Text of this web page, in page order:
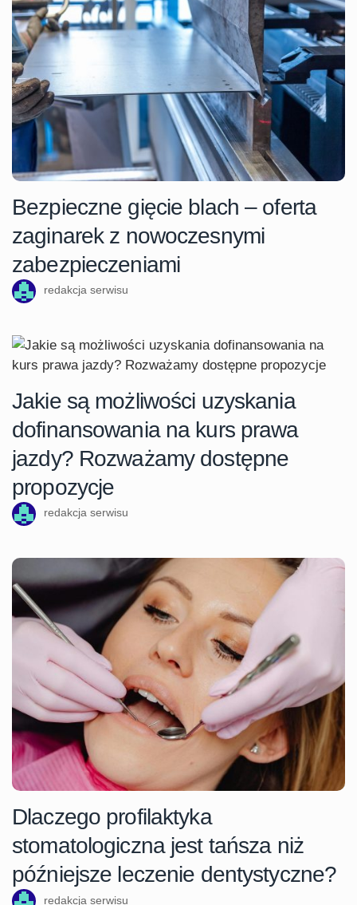
Bezpieczne gięcie blach – oferta
zaginarek z nowoczesnymi
zabezpieczeniami
redakcja serwisu
Jakie są możliwości uzyskania
dofinansowania na kurs prawa
jazdy? Rozważamy dostępne
propozycje
redakcja serwisu
Dlaczego profilaktyka
stomatologiczna jest tańsza niż
późniejsze leczenie dentystyczne?
redakcja serwisu